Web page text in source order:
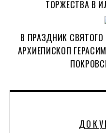
ТОРЖЕСТВА В
В ПРАЗДНИК
АРХИЕПИСКОП